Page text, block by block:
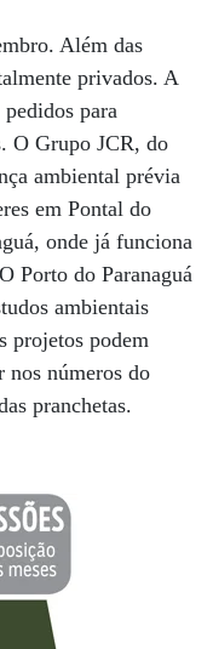
Além das
privados. A
para
O Grupo JCR, do
ambiental prévia
em Pontal do
onde já funciona
Porto do Paranaguá
ambientais
projetos podem
nos números do
pranchetas.